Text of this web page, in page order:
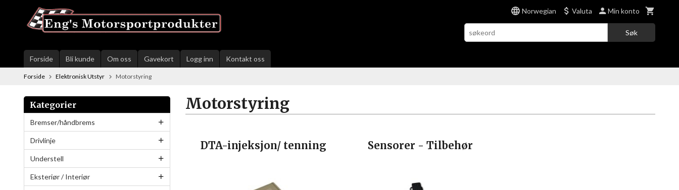
innholdet
Norwegian Valuta Min konto
Søk
Forside Bli kunde Om oss Gavekort Logg inn Kontakt oss
Forside Elektronisk Utstyr Motorstyring
Kategorier
Bremser/håndbrems
Drivlinje
Understell
Eksteriør / Interiør
Motorstyring
DTA-injeksjon/ tenning Sensorer - Tilbehør